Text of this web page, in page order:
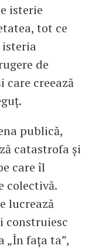
isterie
tot ce
isteria
de
care creează
publică,
catastrofa și
care îl
colectivă.
lucrează
construiesc
„În fața ta”,